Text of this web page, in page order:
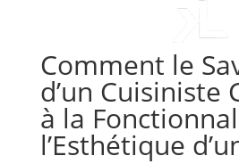
Comment le
d’un Cuisiniste
à la
l’Esthétique